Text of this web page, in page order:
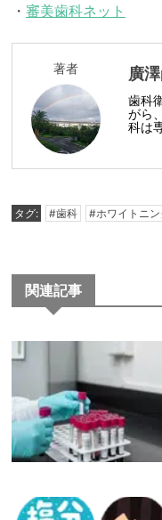
・ 審美歯科ネット
著者 廣
歯科
がら
科は
タグ: #歯科 #ホワイトニ
関連記事